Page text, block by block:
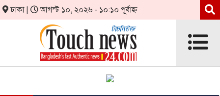
ঢাকা | আগস্ট ১০, ২০২৬ - ১০:১০ পূর্বাহ্ন